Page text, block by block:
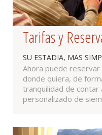
Tarifas y
SU ESTADIA, MAS
Ahora puede
donde quiera, de
tranquilidad de
personalizado de